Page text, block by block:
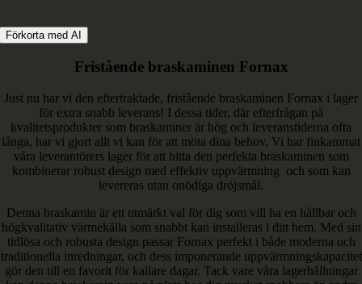
Förkorta med AI
Fristående braskaminen Fornax
Just nu har vi den eftertraktade, fristående braskaminen Fornax i lager
för extra snabb leverans! I dessa tider, där efterfrågan på
kvalitetsprodukter som braskaminer är hög och leveranstiderna ofta
långa, har vi gjort allt vi kan för att möta dina behov. Vi har finkammat
våra leverantörers lager för att hitta den perfekta braskaminen som
kombinerar robust design med effektiv uppvärmning och som kan
levereras utan onödiga dröjsmål.
Denna braskamin är ett utmärkt val för dig som vill ha en hållbar och
högkvalitativ värmekälla som snabbt kan installeras i ditt hem. Med sin
tidlösa och robusta design passar Fornax perfekt i både moderna och
traditionella inredningar, och dess imponerande uppvärmningskapacitet
gör den till en favorit för kallare dagar. Tack vare våra lagerhållningar